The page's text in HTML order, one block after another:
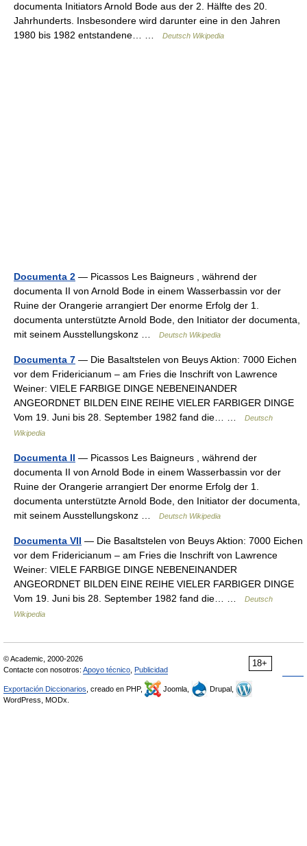
documenta Initiators Arnold Bode aus der 2. Hälfte des 20.
Jahrhunderts. Insbesondere wird darunter eine in den Jahren
1980 bis 1982 entstandene… …
Deutsch Wikipedia
Documenta 2 — Picassos Les Baigneurs , während der
documenta II von Arnold Bode in einem Wasserbassin vor der
Ruine der Orangerie arrangiert Der enorme Erfolg der 1.
documenta unterstützte Arnold Bode, den Initiator der documenta,
mit seinem Ausstellungskonz …
Deutsch Wikipedia
Documenta 7 — Die Basaltstelen von Beuys Aktion: 7000 Eichen
vor dem Fridericianum – am Fries die Inschrift von Lawrence
Weiner: VIELE FARBIGE DINGE NEBENEINANDER
ANGEORDNET BILDEN EINE REIHE VIELER FARBIGER DINGE
Vom 19. Juni bis 28. September 1982 fand die… …
Deutsch
Wikipedia
Documenta II — Picassos Les Baigneurs , während der
documenta II von Arnold Bode in einem Wasserbassin vor der
Ruine der Orangerie arrangiert Der enorme Erfolg der 1.
documenta unterstützte Arnold Bode, den Initiator der documenta,
mit seinem Ausstellungskonz …
Deutsch Wikipedia
Documenta VII — Die Basaltstelen von Beuys Aktion: 7000 Eichen
vor dem Fridericianum – am Fries die Inschrift von Lawrence
Weiner: VIELE FARBIGE DINGE NEBENEINANDER
ANGEORDNET BILDEN EINE REIHE VIELER FARBIGER DINGE
Vom 19. Juni bis 28. September 1982 fand die… …
Deutsch
Wikipedia
18+
© Academic, 2000-2026
Contacte con nosotros: Apoyo técnico Publicidad
Exportación Diccionarios , creado en PHP, Joomla,
Drupal,
WordPress, MODx.